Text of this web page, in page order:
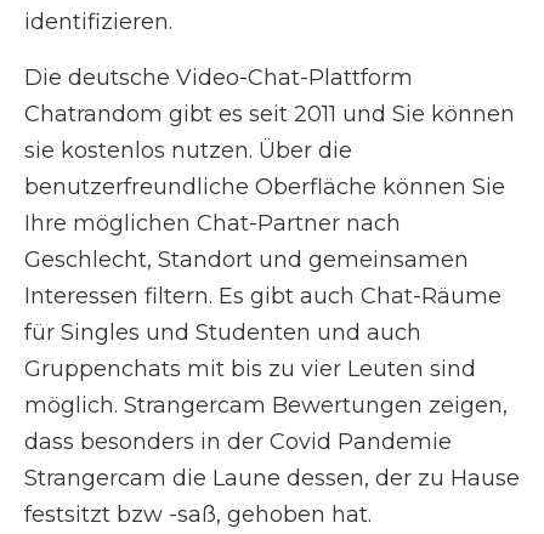
identifizieren.
Die deutsche Video-Chat-Plattform
Chatrandom gibt es seit 2011 und Sie können
sie kostenlos nutzen. Über die
benutzerfreundliche Oberfläche können Sie
Ihre möglichen Chat-Partner nach
Geschlecht, Standort und gemeinsamen
Interessen filtern. Es gibt auch Chat-Räume
für Singles und Studenten und auch
Gruppenchats mit bis zu vier Leuten sind
möglich. Strangercam Bewertungen zeigen,
dass besonders in der Covid Pandemie
Strangercam die Laune dessen, der zu Hause
festsitzt bzw -saß, gehoben hat.